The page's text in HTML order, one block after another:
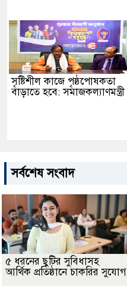
সৃষ্টিশীল কাজে পৃষ্ঠপোষকতা
বাড়াতে হবে: সমাজকল্যাণমন্ত্রী
সর্বশেষ সংবাদ
৫ ধরনের ছুটির সুবিধাসহ
আর্থিক প্রতিষ্ঠানে চাকরির সুযোগ